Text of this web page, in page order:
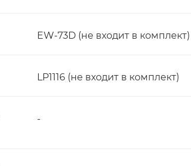
EW-73D (не входит в комплект)
LP1116 (не входит в комплект)
-